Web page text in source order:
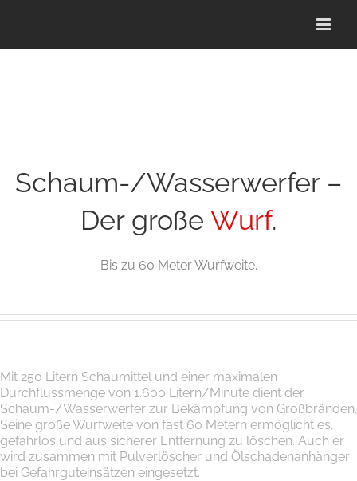
Schaum-/Wasserwerfer –
Der große Wurf.
Bis zu 60 Meter Wurfweite.
Mit 250 Litern Schaumittel und einer maximalen
Durchflussmenge von 1.600 Litern/Minute dient der
Schaum-/Wasserwerfer zur Bekämpfung von Großbränden.
Seine große Wurfweite von fast 60 Metern ermöglicht es,
gefahrlos und aus sicherer Entfernung zu löschen. Auch er
wird zusammen mit Pulverlöscher und Ölschadenanhänger
bei Gefahrguteinsätzen eingesetzt.